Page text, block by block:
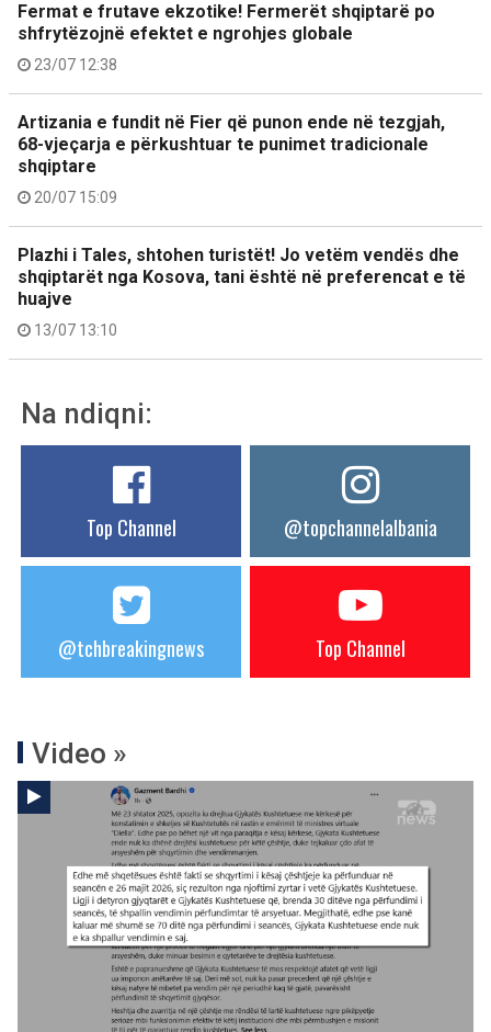
Fermat e frutave ekzotike! Fermerët shqiptarë po
shfrytëzojnë efektet e ngrohjes globale
23/07 12:38
Artizania e fundit në Fier që punon ende në tezgjah,
68-vjeçarja e përkushtuar te punimet tradicionale
shqiptare
20/07 15:09
Plazhi i Tales, shtohen turistët! Jo vetëm vendës dhe
shqiptarët nga Kosova, tani është në preferencat e të
huajve
13/07 13:10
Na ndiqni:
Top Channel @topchannelalbania
@tchbreakingnews Top Channel
Video »